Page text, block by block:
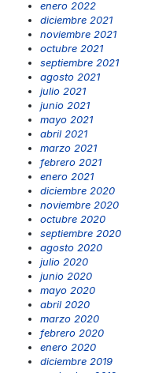
enero 2022
diciembre 2021
noviembre 2021
octubre 2021
septiembre 2021
agosto 2021
julio 2021
junio 2021
mayo 2021
abril 2021
marzo 2021
febrero 2021
enero 2021
diciembre 2020
noviembre 2020
octubre 2020
septiembre 2020
agosto 2020
julio 2020
junio 2020
mayo 2020
abril 2020
marzo 2020
febrero 2020
enero 2020
diciembre 2019